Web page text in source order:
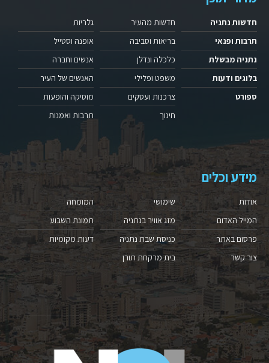
חדשות נתניה
תרבות ופנאי
נתניה מבשלת
בלוגים ודעות
ספורט
חדשות מהעיר
בריאות וסביבה
כלכלה ונדלן
משפט ופלילי
צרכנות ועסקים
חינוך
גלריות
אופנה וסטייל
אנשים וחברה
האנשים של העיר
מוסיקה והופעות
תרבות ואמנות
מידע וכלים
אודות
המייל האדום
פרסום באתר
צור קשר
שימושי
מזג אוויר בנתניה
כניסת שבת נתניה
בית מרקחת תורן
המומחה
תמונת השבוע
דעות מקומיות